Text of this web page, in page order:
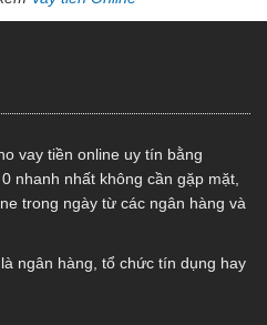
vay tiền online uy tín bằng
nhanh nhất không cần gặp mặt,
trong ngày từ các ngân hàng và
ngân hàng, tổ chức tín dụng hay